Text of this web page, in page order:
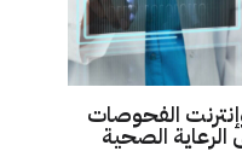
وإنترنت الفحوصات